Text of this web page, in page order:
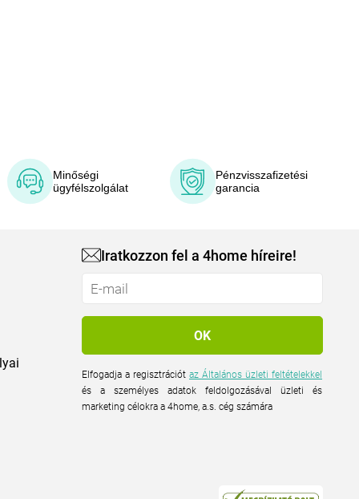
Minőségi
ügyfélszolgálat
Pénzvisszafizetési
garancia
Iratkozzon fel a 4home híreire!
Elfogadja a regisztrációtaz Általános üzleti feltételekkel
és a személyes adatok feldolgozásával üzleti és
marketing célokra a 4home, a.s. cég számára